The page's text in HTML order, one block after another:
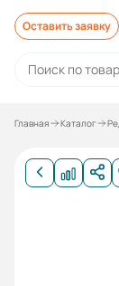
Оставить заявку
Главная Каталог